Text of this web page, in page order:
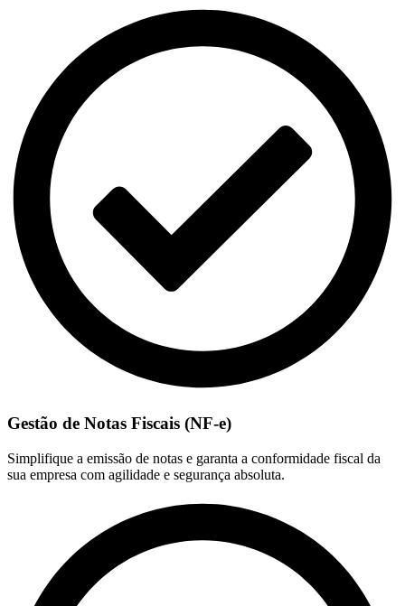
Gestão de Notas Fiscais (NF-e)
Simplifique a emissão de notas e garanta a conformidade fiscal da
sua empresa com agilidade e segurança absoluta.